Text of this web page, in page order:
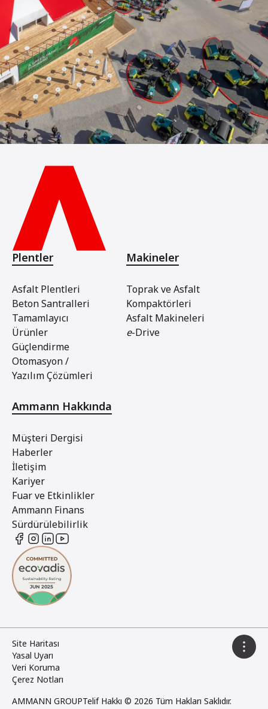
Plentler
Asfalt Plentleri
Beton Santralleri
Tamamlayıcı
Ürünler
Güçlendirme
Otomasyon /
Yazılım Çözümleri
Makineler
Toprak ve Asfalt
Kompaktörleri
Asfalt Makineleri
e-Drive
Ammann Hakkında
Müşteri Dergisi
Haberler
İletişim
Kariyer
Fuar ve Etkinlikler
Ammann Finans
Sürdürülebilirlik
Site Haritası
Yasal Uyarı
Veri Koruma
Çerez Notları
AMMANN GROUPTelif Hakkı © 2026 Tüm Hakları Saklıdır.